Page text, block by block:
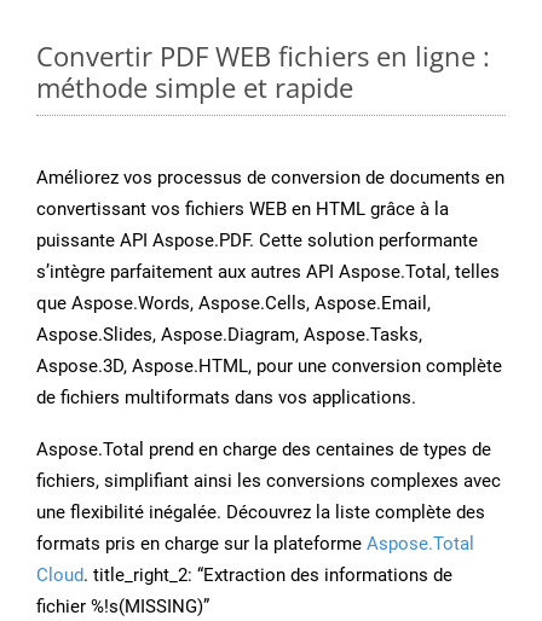
Convertir PDF WEB fichiers en ligne :
méthode simple et rapide
Améliorez vos processus de conversion de documents en
convertissant vos fichiers WEB en HTML grâce à la
puissante API Aspose.PDF. Cette solution performante
s’intègre parfaitement aux autres API Aspose.Total, telles
que Aspose.Words, Aspose.Cells, Aspose.Email,
Aspose.Slides, Aspose.Diagram, Aspose.Tasks,
Aspose.3D, Aspose.HTML, pour une conversion complète
de fichiers multiformats dans vos applications.
Aspose.Total prend en charge des centaines de types de
fichiers, simplifiant ainsi les conversions complexes avec
une flexibilité inégalée. Découvrez la liste complète des
formats pris en charge sur la plateforme Aspose.Total
Cloud. title_right_2: “Extraction des informations de
fichier %!s(MISSING)”